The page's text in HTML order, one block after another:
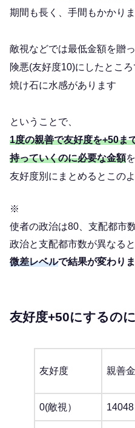
期間も長く、手間もかかり
敵視などでは最低金額を贈
険悪(友好度10)にしたところ
焼け石に水感があります
ということで、
1度の親善で友好度を+50ま
持っていくのに必要な金額を
友好度別にまとめるとこの
※
使者の政治は80、支配都市
政治と支配都市数が異なると
微差レベルで結果が変わり
友好度+50にするの
友好度 親善金
0(敵視） 14048